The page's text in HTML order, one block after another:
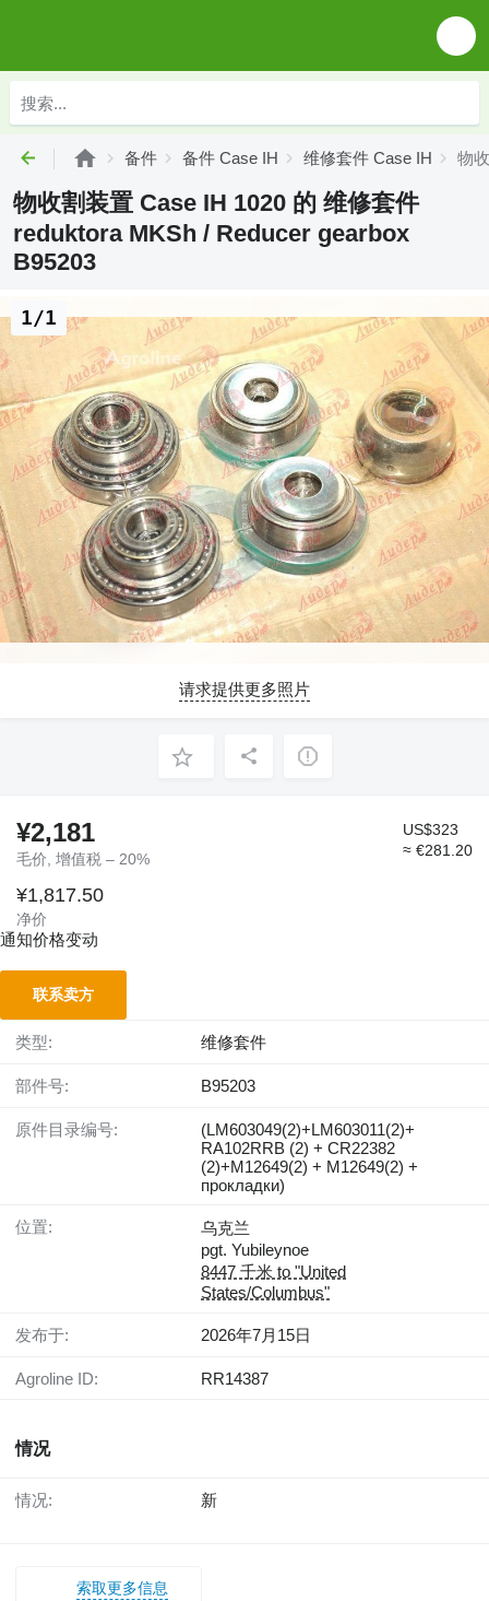
备件 备件 Case IH 维修套件 Case IH 物
物收割装置 Case IH 1020 的 维修套件
reduktora MKSh / Reducer gearbox
B95203
1/1
请求提供更多照片
¥2,181
毛价, 增值税 – 20%
US$323
≈ €281.20
¥1,817.50
净价
通知价格变动
联系卖方
类型: 维修套件
部件号: B95203
原件目录编号:
(LM603049(2)+LM603011(2)+
RA102RRB (2) + CR22382
(2)+M12649(2) + M12649(2) +
прокладки)
位置:
乌克兰
pgt. Yubileynoe
8447 千米 to "United
States/Columbus"
发布于: 2026年7月15日
Agroline ID: RR14387
情况
情况: 新
索取更多信息